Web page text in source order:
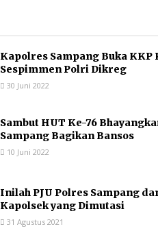
Kapolres Sampang Buka KKP
Sespimmen Polri Dikreg
30 Juni 2022
Sambut HUT Ke-76
Sampang Bagikan Bansos
10 Juni 2022
Inilah PJU Polres Sampang
Kapolsek yang Dimutasi
31 Agustus 2021